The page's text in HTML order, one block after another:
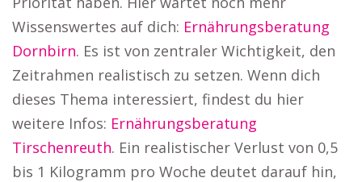
Wissenswertes auf dich: Ernährungsberatung
Dornbirn. Es ist von zentraler Wichtigkeit, den
Zeitrahmen realistisch zu setzen. Wenn dich
dieses Thema interessiert, findest du hier
weitere Infos: Ernährungsberatung
Tirschenreuth. Ein realistischer Verlust von 0,5
bis 1 Kilogramm pro Woche deutet darauf hin,